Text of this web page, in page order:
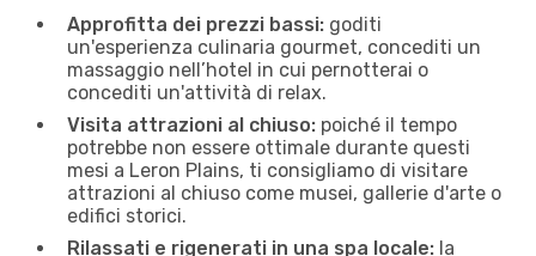
Approfitta dei prezzi bassi: goditi
un'esperienza culinaria gourmet, concediti un
massaggio nell’hotel in cui pernotterai o
concediti un'attività di relax.
Visita attrazioni al chiuso: poiché il tempo
potrebbe non essere ottimale durante questi
mesi a Leron Plains, ti consigliamo di visitare
attrazioni al chiuso come musei, gallerie d'arte o
edifici storici.
Rilassati e rigenerati in una spa locale: la